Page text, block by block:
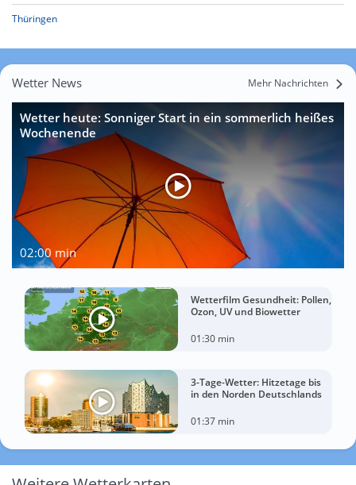
Thüringen
Wetter News Mehr Nachrichten
Wetter heute: Sonniger Start in ein sommerlich heißes
Wochenende
02:00 min
Wetterfilm Gesundheit: Pollen,
Ozon, UV und Biowetter
01:30 min
3-Tage-Wetter: Hitzetage bis
in den Norden Deutschlands
01:37 min